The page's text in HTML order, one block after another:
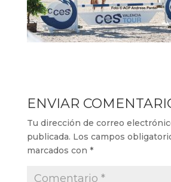
ENVIAR
Tu dirección de correo
publicada. Los campos
marcados con *